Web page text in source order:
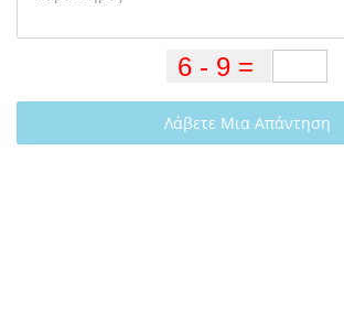
Λάβετε Μια Απάντηση